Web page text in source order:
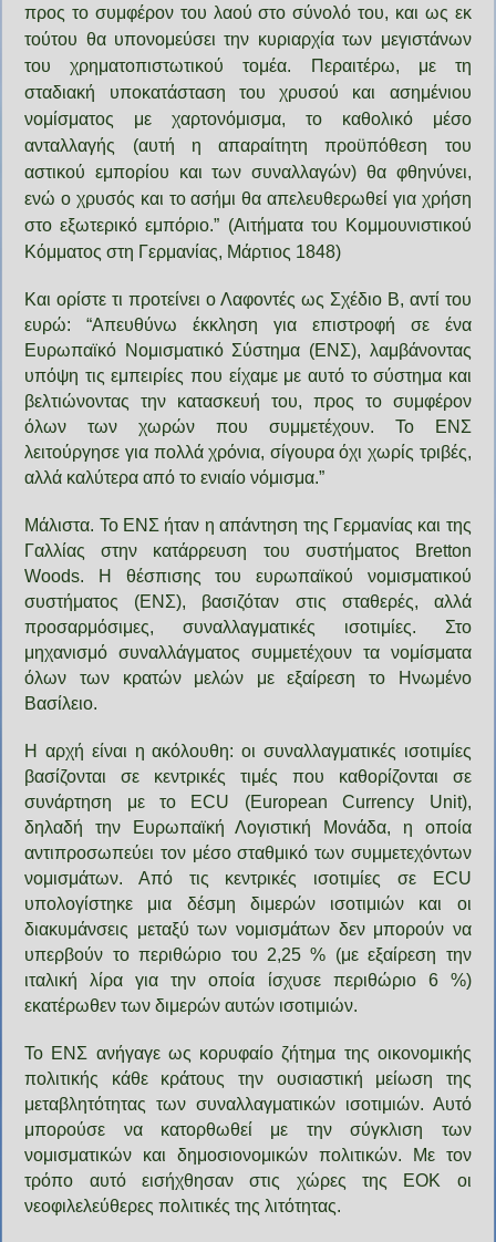
προς το συμφέρον του λαού στο σύνολό του, και ως εκ
τούτου θα υπονομεύσει την κυριαρχία των μεγιστάνων
του χρηματοπιστωτικού τομέα. Περαιτέρω, με τη
σταδιακή υποκατάσταση του χρυσού και ασημένιου
νομίσματος με χαρτονόμισμα, το καθολικό μέσο
ανταλλαγής (αυτή η απαραίτητη προϋπόθεση του
αστικού εμπορίου και των συναλλαγών) θα φθηνύνει,
ενώ ο χρυσός και το ασήμι θα απελευθερωθεί για χρήση
στο εξωτερικό εμπόριο.” (Αιτήματα του Κομμουνιστικού
Κόμματος στη Γερμανίας, Μάρτιος 1848)
Και ορίστε τι προτείνει ο Λαφοντές ως Σχέδιο Β, αντί του
ευρώ: “Απευθύνω έκκληση για επιστροφή σε ένα
Ευρωπαϊκό Νομισματικό Σύστημα (ΕΝΣ), λαμβάνοντας
υπόψη τις εμπειρίες που είχαμε με αυτό το σύστημα και
βελτιώνοντας την κατασκευή του, προς το συμφέρον
όλων των χωρών που συμμετέχουν. Το ΕΝΣ
λειτούργησε για πολλά χρόνια, σίγουρα όχι χωρίς τριβές,
αλλά καλύτερα από το ενιαίο νόμισμα.”
Μάλιστα. Το ΕΝΣ ήταν η απάντηση της Γερμανίας και της
Γαλλίας στην κατάρρευση του συστήματος Bretton
Woods. H θέσπισης του ευρωπαϊκού νομισματικού
συστήματος (ΕΝΣ), βασιζόταν στις σταθερές, αλλά
προσαρμόσιμες, συναλλαγματικές ισοτιμίες. Στο
μηχανισμό συναλλάγματος συμμετέχουν τα νομίσματα
όλων των κρατών μελών με εξαίρεση το Ηνωμένο
Βασίλειο.
Η αρχή είναι η ακόλουθη: οι συναλλαγματικές ισοτιμίες
βασίζονται σε κεντρικές τιμές που καθορίζονται σε
συνάρτηση με το ECU (European Currency Unit),
δηλαδή την Ευρωπαϊκή Λογιστική Μονάδα, η οποία
αντιπροσωπεύει τον μέσο σταθμικό των συμμετεχόντων
νομισμάτων. Από τις κεντρικές ισοτιμίες σε ECU
υπολογίστηκε μια δέσμη διμερών ισοτιμιών και οι
διακυμάνσεις μεταξύ των νομισμάτων δεν μπορούν να
υπερβούν το περιθώριο του 2,25 % (με εξαίρεση την
ιταλική λίρα για την οποία ίσχυσε περιθώριο 6 %)
εκατέρωθεν των διμερών αυτών ισοτιμιών.
Το ΕΝΣ ανήγαγε ως κορυφαίο ζήτημα της οικονομικής
πολιτικής κάθε κράτους την ουσιαστική μείωση της
μεταβλητότητας των συναλλαγματικών ισοτιμιών. Αυτό
μπορούσε να κατορθωθεί με την σύγκλιση των
νομισματικών και δημοσιονομικών πολιτικών. Με τον
τρόπο αυτό εισήχθησαν στις χώρες της ΕΟΚ οι
νεοφιλελεύθερες πολιτικές της λιτότητας.